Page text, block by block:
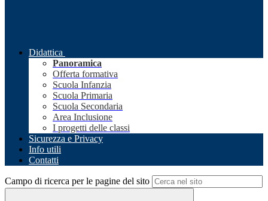
Didattica
Panoramica
Offerta formativa
Scuola Infanzia
Scuola Primaria
Scuola Secondaria
Area Inclusione
I progetti delle classi
Sicurezza e Privacy
Info utili
Contatti
Campo di ricerca per le pagine del sito